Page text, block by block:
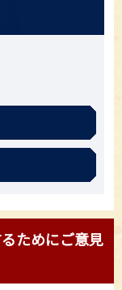
ためにご意見